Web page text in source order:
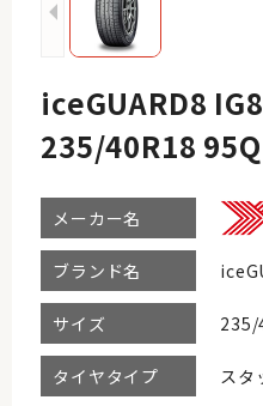
iceGUARD8
235/40R18
メーカー名
ブランド名
サイズ 235/
タイヤタイプ スタ